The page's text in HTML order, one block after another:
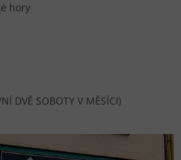
hory
DVĚ SOBOTY V MĚSÍCI)